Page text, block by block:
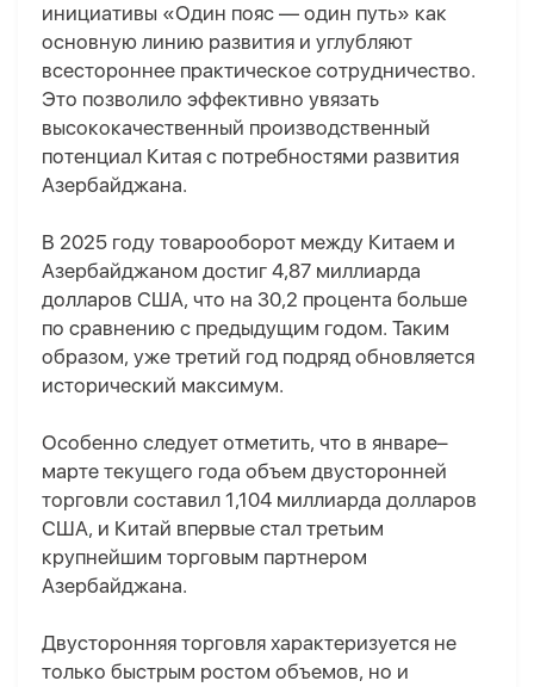
инициативы «Один пояс — один путь» как
основную линию развития и углубляют
всестороннее практическое сотрудничество.
Это позволило эффективно увязать
высококачественный производственный
потенциал Китая с потребностями развития
Азербайджана.
В 2025 году товарооборот между Китаем и
Азербайджаном достиг 4,87 миллиарда
долларов США, что на 30,2 процента больше
по сравнению с предыдущим годом. Таким
образом, уже третий год подряд обновляется
исторический максимум.
Особенно следует отметить, что в январе–
марте текущего года объем двусторонней
торговли составил 1,104 миллиарда долларов
США, и Китай впервые стал третьим
крупнейшим торговым партнером
Азербайджана.
Двусторонняя торговля характеризуется не
только быстрым ростом объемов, но и